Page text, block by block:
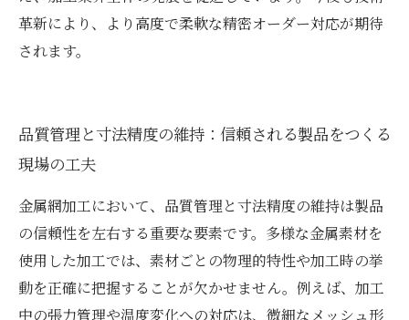
革新により、より高度で柔軟な精密オーダー対応が期待
されます。
品質管理と寸法精度の維持：信頼される製品をつくる
現場の工夫
金属網加工において、品質管理と寸法精度の維持は製品
の信頼性を左右する重要な要素です。多様な金属素材を
使用した加工では、素材ごとの物理的特性や加工時の挙
動を正確に把握することが欠かせません。例えば、加工
中の張力管理や温度変化への対応は、微細なメッシュ形